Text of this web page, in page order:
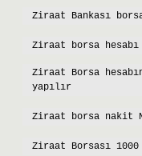
Ziraat Bankası
Ziraat borsa
Ziraat Borsa
yapılır
Ziraat borsa nakit
Ziraat Borsası